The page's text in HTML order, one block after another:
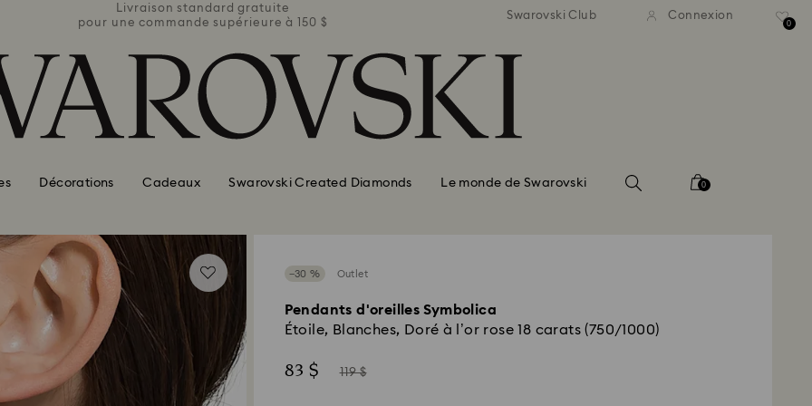
Livraison standard gratuite
pour une commande supérieure à 150 $
Livraison standard gratuite
pour une commande supérieure à 150 $
Livraison standard
pour une commande
Swarovski Club Connexion
0
Décorations Cadeaux Swarovski Created Diamonds Le monde de Swarovski 0
−30 % Outlet
Pendants d'oreilles Symbolica
Étoile, Blanches, Doré à l’or rose 18 carats (750/1000)
Now
83 $
Instead
119 $